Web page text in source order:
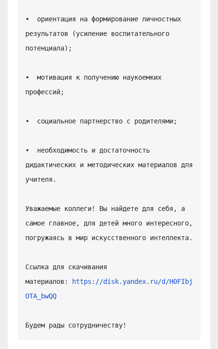
•  ориентация на формирование личностных
результатов (усиление воспитательного
потенциала);
•  мотивация к получению наукоемких
профессий;
•  социальное партнерство с родителями;
•  необходимость и достаточность
дидактических и методических материалов для
учителя.
Уважаемые коллеги! Вы найдете для себя, а
самое главное, для детей много интересного,
погружаясь в мир искусственного интеллекта.
Ссылка для скачивания
материалов:
https://disk.yandex.ru/d/H0FIbj
OTA_bwQQ
Будем рады сотрудничеству!